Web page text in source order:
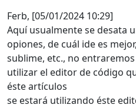
Ferb, [05/01/2024 10:29]
Aquí usualmente se desata
opiones, de cuál ide es
sublime, etc., no
utilizar el editor de código
éste artículos
se estará utilizando éste